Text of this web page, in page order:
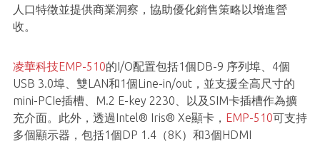
人口特徵並提供商業洞察，協助優化銷售策略以增進營
收。
凌華科技EMP-510的I/O配置包括1個DB-9 序列埠、4個
USB 3.0埠、雙LAN和1個Line-in/out，並支援全高尺寸的
mini-PCIe插槽、M.2 E-key 2230、以及SIM卡插槽作為擴
充介面。此外，透過Intel® Iris® Xe顯卡， EMP-510可支持
多個顯示器，包括1個DP 1.4（8K）和3個HDMI